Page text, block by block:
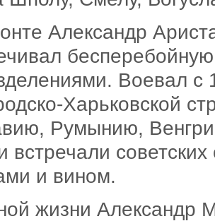
Александр
Воевал с
Харьковской
Румынию,
встречали
и вином.
жизни Александр